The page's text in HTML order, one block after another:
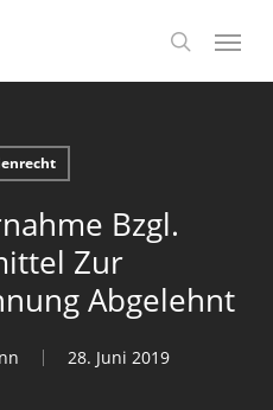
search
Menu
Bzgl.
Zur
Abgelehnt
28. Juni 2019